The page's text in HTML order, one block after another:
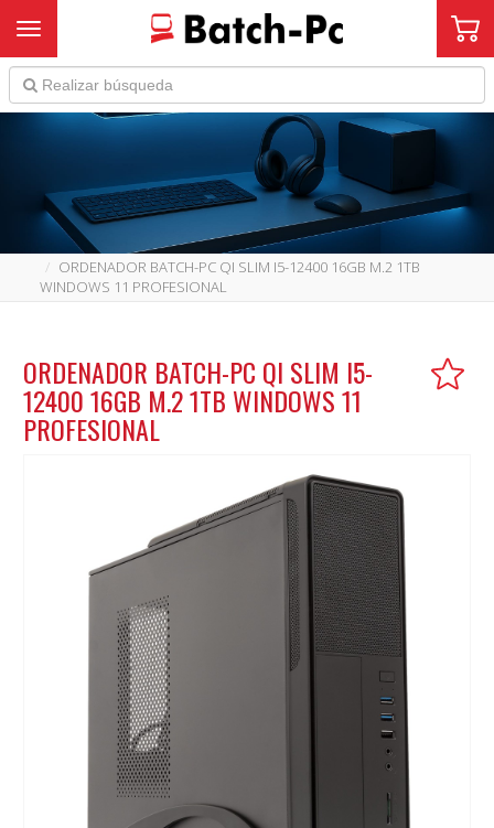
Toggle navigation
ORDENADOR BATCH-PC QI SLIM I5-12400 16GB M.2 1TB
WINDOWS 11 PROFESIONAL
ORDENADOR BATCH-PC QI SLIM I5-
12400 16GB M.2 1TB WINDOWS 11
PROFESIONAL